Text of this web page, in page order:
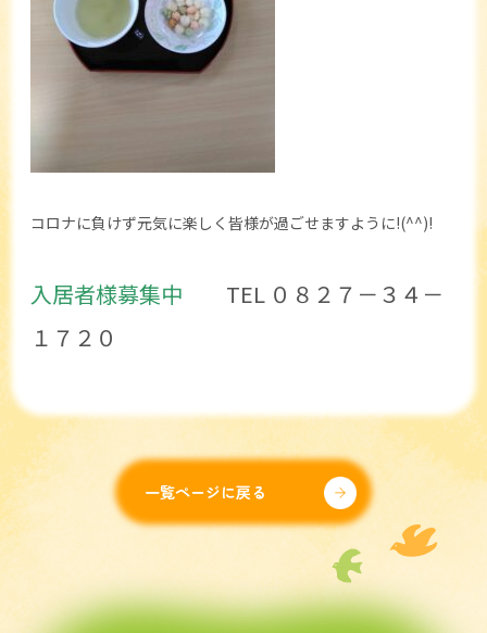
コロナに負けず元気に楽しく皆様が過ごせますように!(^^)!
入居者様募集中 TEL ０８２７－３４－
１７２０
一覧ページに戻る